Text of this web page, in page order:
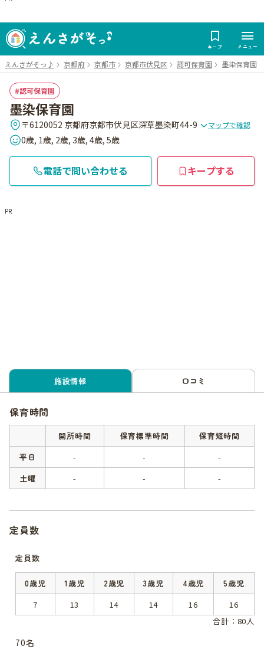
キープ メニュー
えんさがそっ♪ 京都府 京都市 京都市伏見区 認可保育園 墨染保育園
認可保育園
墨染保育園
〒6120052 京都府京都市伏見区深草墨染町44-9 マップで確認
0歳, 1歳, 2歳, 3歳, 4歳, 5歳
電話で問い合わせる キープする
PR
施設情報 口コミ
保育時間
開所時間 保育標準時間
保育短時間
平日
- -
-
土曜
- - -
定員数
定員数
0歳児 1歳児 2歳児 3歳児 4歳児
5歳児
7
13 14 14 16
16
合計：80人
70名